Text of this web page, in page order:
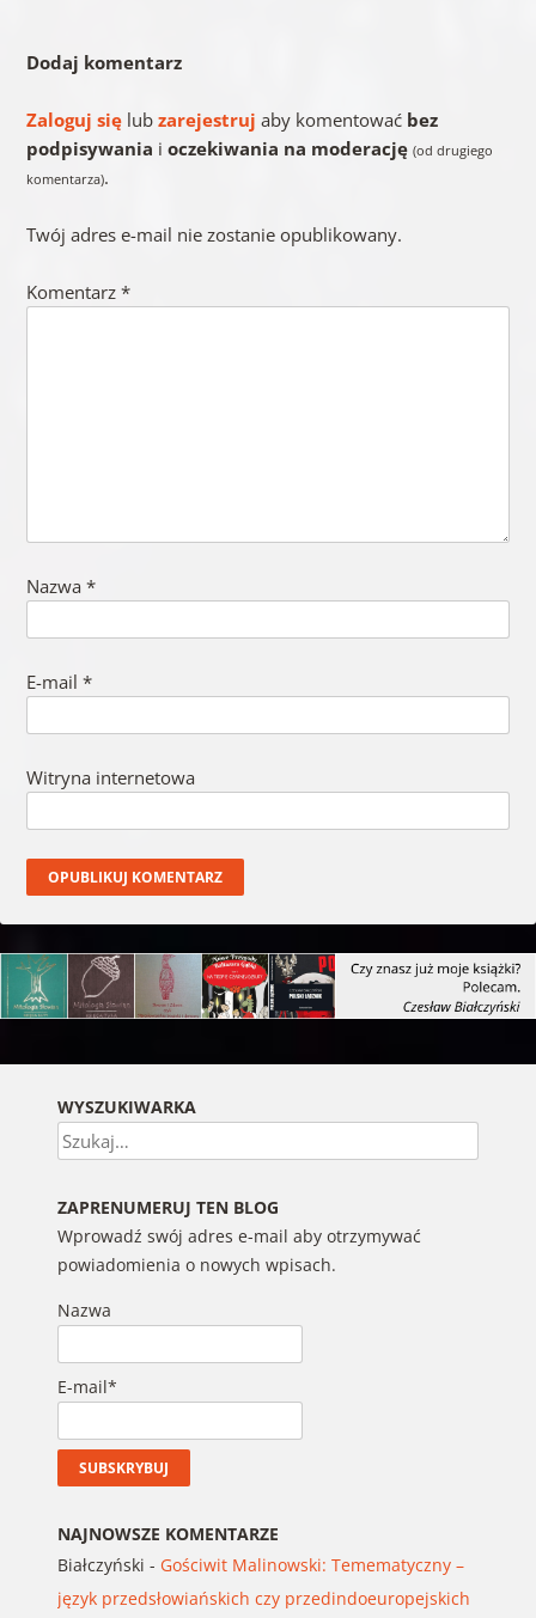
Dodaj komentarz
Zaloguj sięlub zarejestruj aby komentować bez
podpisywania i oczekiwania na moderację (od drugiego
komentarza).
Twój adres e-mail nie zostanie opublikowany.
Komentarz *
Nazwa *
E-mail *
Witryna internetowa
WYSZUKIWARKA
Szukaj
ZAPRENUMERUJ TEN BLOG
Wprowadź swój adres e-mail aby otrzymywać
powiadomienia o nowych wpisach.
Nazwa
E-mail*
NAJNOWSZE KOMENTARZE
Białczyński - Gościwit Malinowski: Temematyczny –
język przedsłowiańskich czy przedindoeuropejskich